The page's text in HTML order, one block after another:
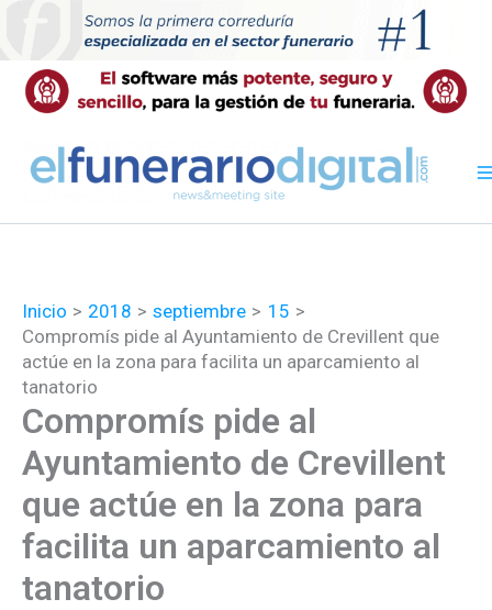
contenido
Inicio 2018 septiembre
15
Compromís pide al Ayuntamiento de Crevillent que
actúe en la zona para facilita un aparcamiento al
tanatorio
Compromís pide al
Ayuntamiento de Crevillent
que actúe en la zona para
facilita un aparcamiento al
tanatorio